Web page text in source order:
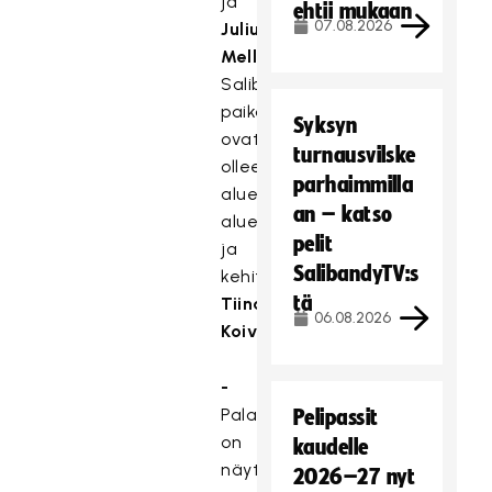
Julius
Mella
Salibandyliitosta
paikalla
ovat
olleet
alueiden
aluepäälliköt
ja
kehityspäällikkö
Tiina
Koivisto.
-
Palaverikiertue
on
näyttänyt
ehtii mukaan
07.08.2026
Syksyn
turnausvilske
parhaimmilla
an – katso
pelit
SalibandyTV:s
tä
06.08.2026
Pelipassit
kaudelle
2026–27 nyt